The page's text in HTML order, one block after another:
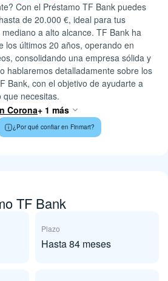
Con el Préstamo TF Bank puedes
de 20.000 €, ideal para tus
a alto alcance. TF Bank ha
los últimos 20 años, operando en
consolidando una empresa sólida y
hablaremos detalladamente sobre los
Bank, con el objetivo de ayudarte a
necesitas.
Corona+ 1 más
¿Por qué confiar en Finmart?
TF Bank
Plazo
Hasta 84 meses